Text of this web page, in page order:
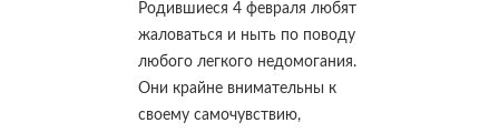
Родившиеся 4 февраля любят
жаловаться и ныть по поводу
любого легкого недомогания.
Они крайне внимательны к
своему самочувствию,